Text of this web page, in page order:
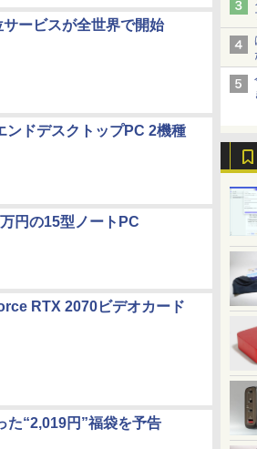
ービスが全世界で開始
ドデスクトップPC 2機種
円の15型ノートPC
RTX 2070ビデオカード
た“2,019円”福袋を予告